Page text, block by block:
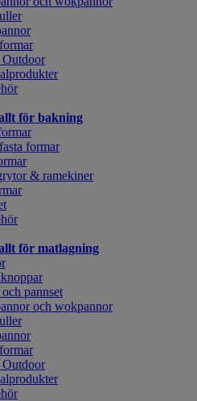
för bakning
formar
& ramekiner
för matlagning
pannset
och wokpannor